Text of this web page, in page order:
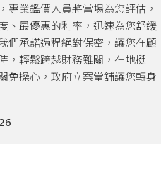
專業鑑價人員將當場為您評估，
、最優惠的利率，迅速為您舒緩
們承諾過程絕對保密，讓您在顧
，輕鬆跨越財務難關，在地挺
免操心，政府立案當舖讓您轉身